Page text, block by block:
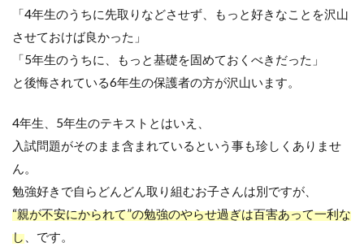
「4年生のうちに先取りなどさせず、もっと好きなことを沢山
させておけば良かった」
「5年生のうちに、もっと基礎を固めておくべきだった」
と後悔されている6年生の保護者の方が沢山います。
4年生、 5年生のテキストとはいえ、
入試問題がそのまま含まれているという事も珍しくありませ
ん。
勉強好きで自らどんどん取り組むお子さんは別ですが、
“親が不安にかられて”の勉強のやらせ過ぎは百害あって一利な
し 、です。